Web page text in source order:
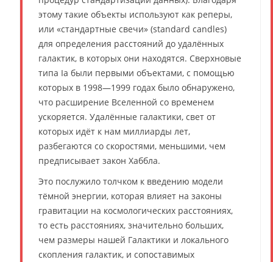
этому такие объекты используют как реперы,
или «стандартные свечи» (standard candles)
для определения расстояний до удалённых
галактик, в которых они находятся. Сверхновые
типа Ia были первыми объектами, с помощью
которых в 1998—1999 годах было обнаружено,
что расширение Вселенной со временем
ускоряется. Удалённые галактики, свет от
которых идёт к нам миллиарды лет,
разбегаются со скоростями, меньшими, чем
предписывает закон Хаббла.
Это послужило толчком к введению модели
тёмной энергии, которая влияет на законы
гравитации на космологических расстояниях,
то есть расстояниях, значительно больших,
чем размеры нашей Галактики и локального
скопления галактик, и сопоставимых